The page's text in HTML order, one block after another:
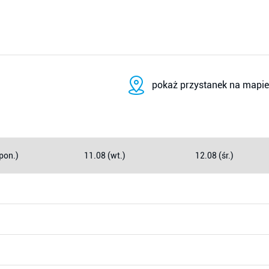
pokaż przystanek na mapie
11.08 (wt.) 12.08 (śr.)